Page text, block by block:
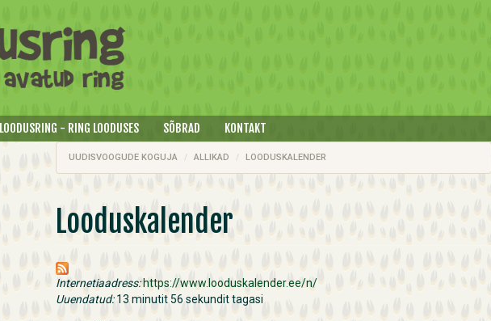
LOODUSRING - RING LOODUSES SÕBRAD KONTAKT
UUDISVOOGUDE KOGUJA ALLIKAD LOODUSKALENDER
Looduskalender
Internetiaadress: https://www.looduskalender.ee/n/
Uuendatud:13 minutit 56 sekundit tagasi